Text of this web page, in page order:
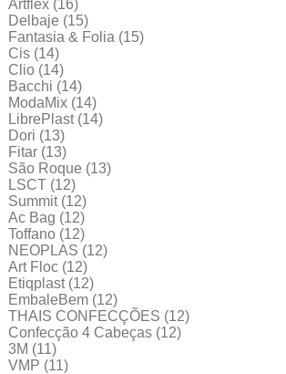
Artflex (16)
Delbaje (15)
Fantasia & Folia (15)
Cis (14)
Clio (14)
Bacchi (14)
ModaMix (14)
LibrePlast (14)
Dori (13)
Fitar (13)
São Roque (13)
LSCT (12)
Summit (12)
Ac Bag (12)
Toffano (12)
NEOPLAS (12)
Art Floc (12)
Etiqplast (12)
EmbaleBem (12)
THAIS CONFECÇÕES (12)
Confecção 4 Cabeças (12)
3M (11)
VMP (11)